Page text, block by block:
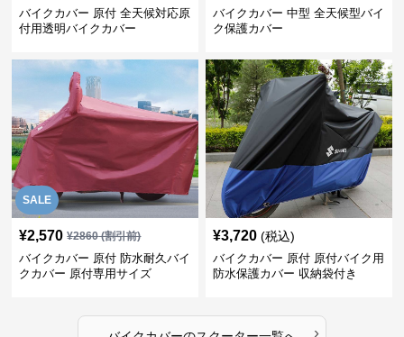
バイクカバー 原付 全天候対応原
付用透明バイクカバー
バイクカバー 中型 全天候型バイ
ク保護カバー
SALE
¥2,570 ¥2860(割引前)
バイクカバー 原付 防水耐久バイ
クカバー 原付専用サイズ
¥3,720 (税込)
バイクカバー 原付 原付バイク用
防水保護カバー 収納袋付き
›